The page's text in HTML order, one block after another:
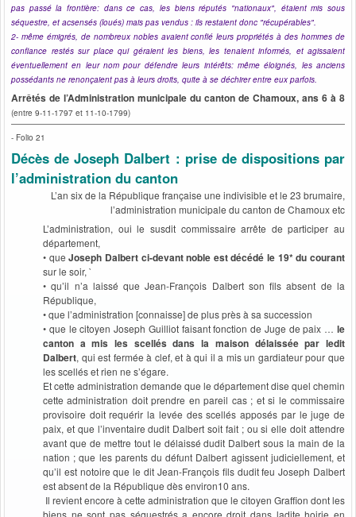
pas passé la frontière: dans ce cas, les biens réputés "nationaux", étaient mis sous
séquestre, et acsensés (loués) mais pas vendus : ils restaient donc "récupérables".
2- même émigrés, de nombreux nobles avaient confié leurs propriétés à des hommes de
confiance restés sur place qui géraient les biens, les tenaient informés, et agissaient
éventuellement en leur nom pour défendre leurs intérêts: même éloignés, les anciens
possédants ne renonçaient pas à leurs droits, quite à se déchirer entre eux parfois.
Arrêtés de l’Administration municipale du canton de Chamoux, ans 6 à 8
(entre 9-11-1797 et 11-10-1799)
- Folio 21
Décès de Joseph Dalbert : prise de dispositions par
l’administration du canton
L’an six de la République française une indivisible et le 23 brumaire,
l’administration municipale du canton de Chamoux etc
L’administration, oui le susdit commissaire arrête de participer au
département,
• queJoseph Dalbert ci-devant noble est décédé le 19* du courant
sur le soir, `
• qu’il n’a laissé que Jean-François Dalbert son fils absent de la
République,
• que l’administration [connaisse] de plus près à sa succession
• que le citoyen Joseph Guilliot faisant fonction de Juge de paix … le
canton a mis les scellés dans la maison délaissée par ledit
Dalbert, qui est fermée à clef, et à qui il a mis un gardiateur pour que
les scellés et rien ne s’égare.
Et cette administration demande que le département dise quel chemin
cette administration doit prendre en pareil cas ; et si le commissaire
provisoire doit requérir la levée des scellés apposés par le juge de
paix, et que l’inventaire dudit Dalbert soit fait ; ou si elle doit attendre
avant que de mettre tout le délaissé dudit Dalbert sous la main de la
nation ; que les parents du défunt Dalbert agissent judiciellement, et
qu’il est notoire que le dit Jean-François fils dudit feu Joseph Dalbert
est absent de la République dès environ10 ans.
Il revient encore à cette administration que le citoyen Graffion dont les
biens ne sont pas séquestrés a encore droit dans ladite hoirie en